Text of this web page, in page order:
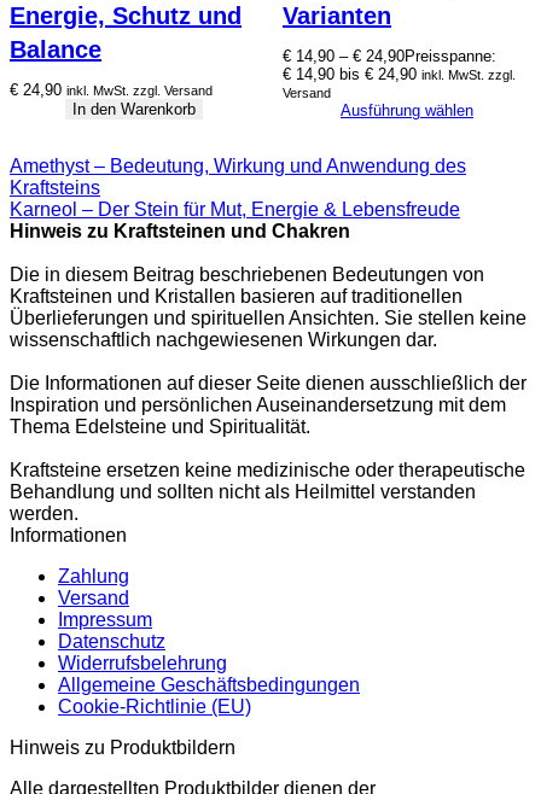
Energie, Schutz und
Balance
€ 24,90 inkl. MwSt. zzgl. Versand
In den Warenkorb
Varianten
€ 14,90 – € 24,90Preisspanne:
€ 14,90 bis € 24,90 inkl. MwSt. zzgl.
Versand
Ausführung wählen
Amethyst – Bedeutung, Wirkung und Anwendung des
Kraftsteins
Karneol – Der Stein für Mut, Energie & Lebensfreude
Hinweis zu Kraftsteinen und Chakren
Die in diesem Beitrag beschriebenen Bedeutungen von
Kraftsteinen und Kristallen basieren auf traditionellen
Überlieferungen und spirituellen Ansichten. Sie stellen keine
wissenschaftlich nachgewiesenen Wirkungen dar.
Die Informationen auf dieser Seite dienen ausschließlich der
Inspiration und persönlichen Auseinandersetzung mit dem
Thema Edelsteine und Spiritualität.
Kraftsteine ersetzen keine medizinische oder therapeutische
Behandlung und sollten nicht als Heilmittel verstanden
werden.
Informationen
Zahlung
Versand
Impressum
Datenschutz
Widerrufsbelehrung
Allgemeine Geschäftsbedingungen
Cookie-Richtlinie (EU)
Hinweis zu Produktbildern
Alle dargestellten Produktbilder dienen der